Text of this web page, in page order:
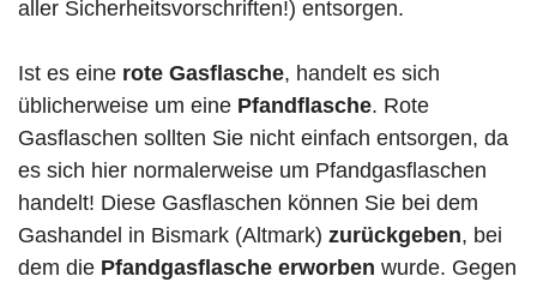
aller Sicherheitsvorschriften!) entsorgen.
Ist es eine rote Gasflasche, handelt es sich
üblicherweise um eine Pfandflasche. Rote
Gasflaschen sollten Sie nicht einfach entsorgen, da
es sich hier normalerweise um Pfandgasflaschen
handelt! Diese Gasflaschen können Sie bei dem
Gashandel in Bismark (Altmark) zurückgeben, bei
dem die Pfandgasflasche erworben wurde. Gegen